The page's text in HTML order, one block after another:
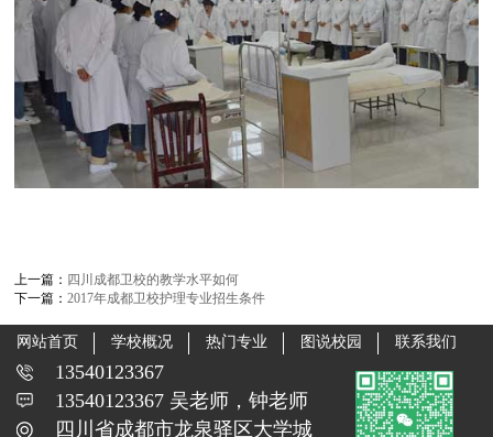
上一篇： 四川成都卫校的教学水平如何
下一篇：2017年成都卫校护理专业招生条件
网站首页 学校概况 热门专业 图说校园 联系我们
13540123367
13540123367 吴老师，钟老师
四川省成都市龙泉驿区大学城